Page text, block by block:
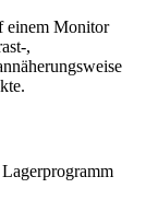
einem Monitor
,